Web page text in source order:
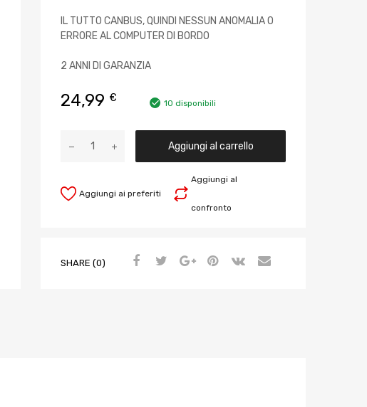
IL TUTTO CANBUS, QUINDI NESSUN ANOMALIA O
ERRORE AL COMPUTER DI BORDO
2 ANNI DI GARANZIA
24,99 € 10 disponibili
Aggiungi al carrello
Aggiungi al
confronto
Aggiungi ai preferiti
SHARE (0)